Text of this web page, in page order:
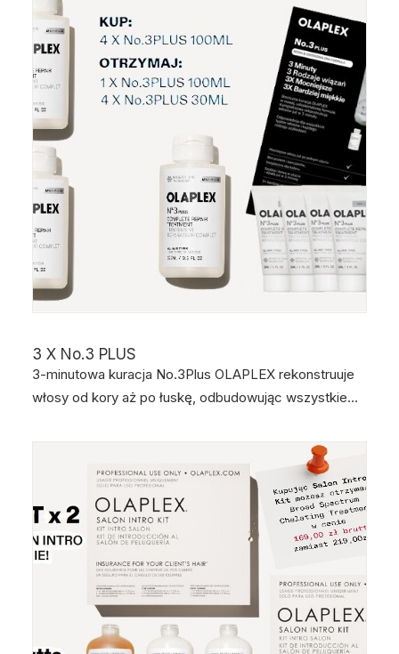
3 X No.3 PLUS
3-minutowa kuracja No.3Plus OLAPLEX rekonstruuje
włosy od kory aż po łuskę, odbudowując wszystkie…